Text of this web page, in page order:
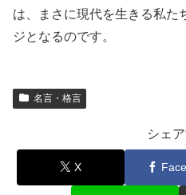
は、まさに現代を生きる私た
ジとなるのです。
名言・格言
シェ
X